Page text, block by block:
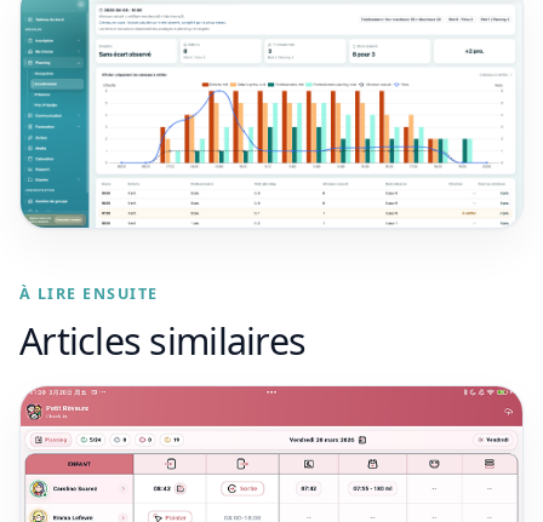
À LIRE ENSUITE
Articles similaires